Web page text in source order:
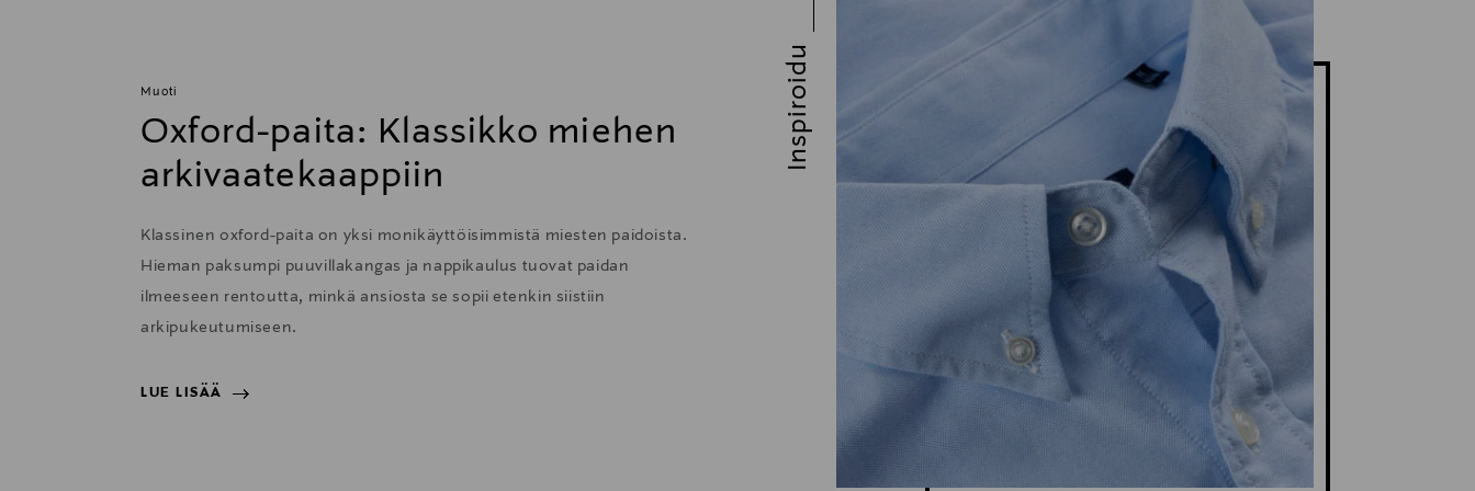
Muoti
Oxford-paita: Klassikko miehen
arkivaatekaappiin
Klassinen oxford-paita on yksi monikäyttöisimmistä miesten paidoista.
Hieman paksumpi puuvillakangas ja nappikaulus tuovat paidan
ilmeeseen rentoutta, minkä ansiosta se sopii etenkin siistiin
arkipukeutumiseen.
LUE LISÄÄ
Inspiroidu